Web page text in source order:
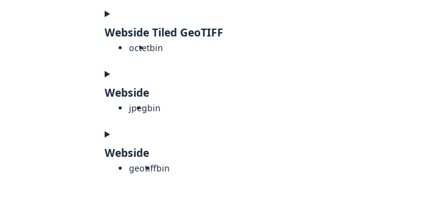
Webside Tiled GeoTIFF
octetbin
Webside
jpegbin
Webside
geotiffbin